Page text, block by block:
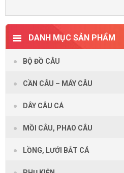
DANH MỤC SẢN PHẨM
BỘ ĐỒ CÂU
CẦN CÂU – MÁY CÂU
DÂY CÂU CÁ
MỒI CÂU, PHAO CÂU
LỒNG, LƯỚI BẮT CÁ